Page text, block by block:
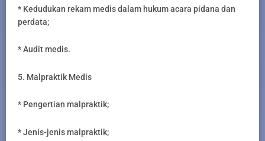
* Kedudukan rekam medis dalam hukum acara pidana dan
perdata;
* Audit medis.
5. Malpraktik Medis
* Pengertian malpraktik;
* Jenis-jenis malpraktik;